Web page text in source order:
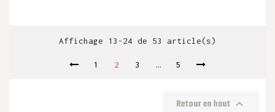
Affichage 13-24 de 53 article(s)
1 2 3 … 5
Retour en haut 